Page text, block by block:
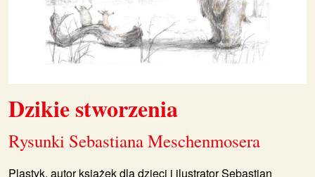
Dzikie stworzenia
Rysunki Sebastiana Meschenmosera
Plastyk, autor książek dla dzieci i ilustratorSebastian